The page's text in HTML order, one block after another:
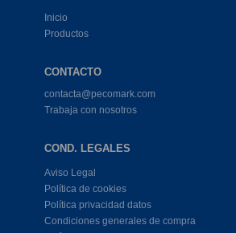
Inicio
Productos
CONTACTO
contacta@pecomark.com
Trabaja con nosotros
COND. LEGALES
Aviso Legal
Política de cookies
Política privacidad datos
Condiciones generales de compra